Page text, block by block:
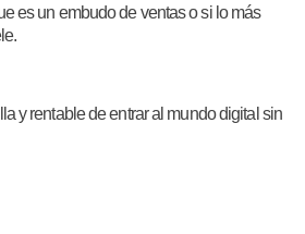
es un embudo de ventas o si lo más
y rentable de entrar al mundo digital sin